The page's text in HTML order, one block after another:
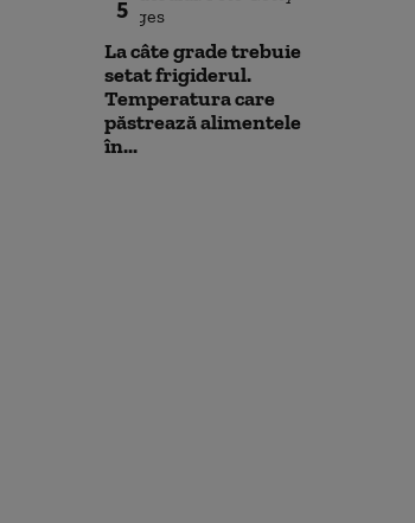
5
La câte grade trebuie
setat frigiderul.
Temperatura care
păstrează alimentele
în...